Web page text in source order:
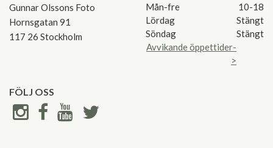
Gunnar Olssons Foto
Hornsgatan 91
117 26 Stockholm
Mån-fre
10-18
Lördag
Stängt
Söndag
Stängt
Avvikande öppettider-
>
FÖLJ OSS